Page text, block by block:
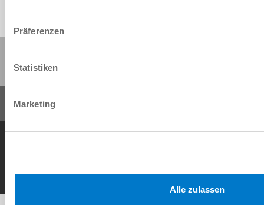
Präferenzen
Statistiken
Marketing
Alle zulassen
General Terms and Conditions Data Protection Policy Imprint Contact